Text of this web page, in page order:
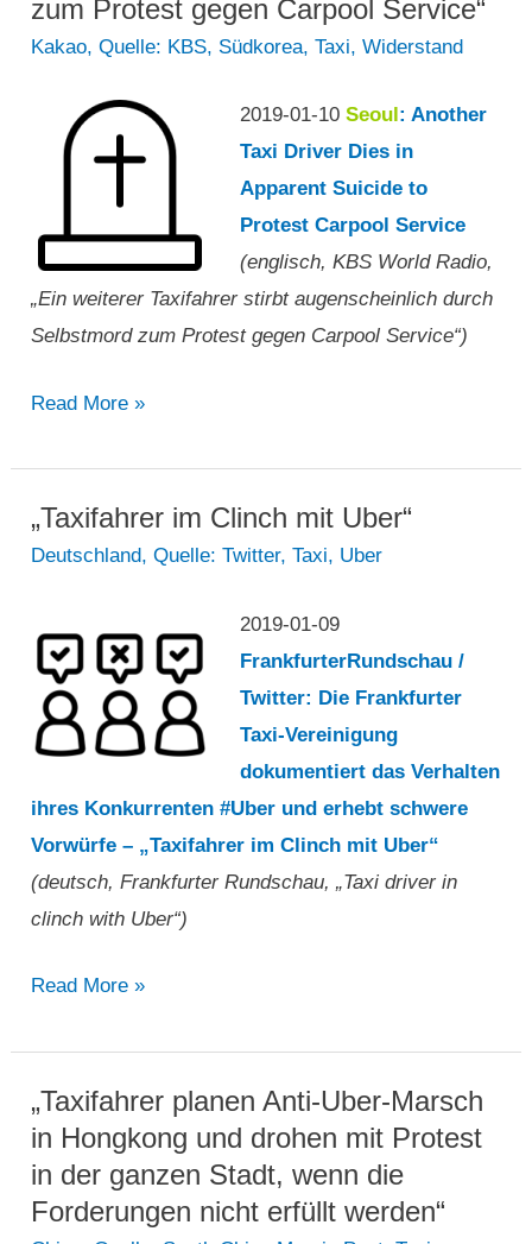
zum Protest gegen Carpool Service“
Kakao,Quelle: KBS, Südkorea,Taxi,Widerstand
2019-01-10 Seoul : Another
Taxi Driver Dies in
Apparent Suicide to
Protest Carpool Service
(englisch, KBS World Radio,
„Ein weiterer Taxifahrer stirbt augenscheinlich durch
Selbstmord zum Protest gegen Carpool Service“)
„Ein
Taxifahrer
stirbt
augenscheinlich
zum
Protest
gegen
Service“
Read More »
„Taxifahrer im Clinch mit Uber“
Deutschland,Quelle: Twitter,Taxi, Uber
2019-01-09
FrankfurterRundschau /
Twitter: Die Frankfurter
Taxi-Vereinigung
dokumentiert das Verhalten
ihres Konkurrenten #Uber und erhebt schwere
Vorwürfe – „Taxifahrer im Clinch mit Uber“
(deutsch, Frankfurter Rundschau, „Taxi driver in
clinch with Uber“)
„Taxifahrer
Clinch
mit
Uber“
Read More »
„Taxifahrer planen Anti-Uber-Marsch
in Hongkong und drohen mit Protest
in der ganzen Stadt, wenn die
Forderungen nicht erfüllt werden“